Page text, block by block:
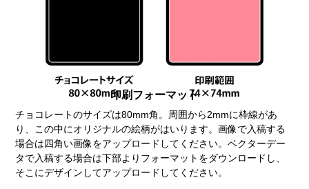
印刷フォーマット
チョコレートのサイズは80mm角。周囲から2mmに枠線があ
り、この中にオリジナルの絵柄がはいります。画像で入稿する
場合は四角い画像をアップロードしてください。ベクターデー
タで入稿する場合は下部よりフォーマットをダウンロードし、
そこにデザインしてアップロードしてください。